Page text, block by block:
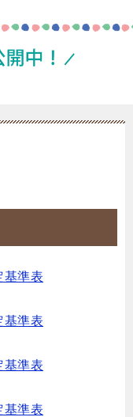
基準表
基準表
基準表
基準表